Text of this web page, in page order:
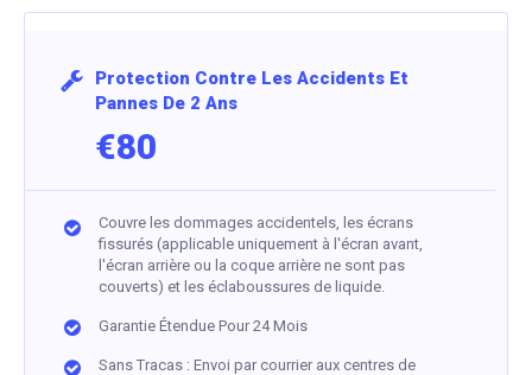
Protection Contre Les Accidents Et
Pannes De 2 Ans
€80
Couvre les dommages accidentels, les écrans
fissurés (applicable uniquement à l'écran avant,
l'écran arrière ou la coque arrière ne sont pas
couverts) et les éclaboussures de liquide.
Garantie Étendue Pour 24 Mois
Sans Tracas : Envoi par courrier aux centres de